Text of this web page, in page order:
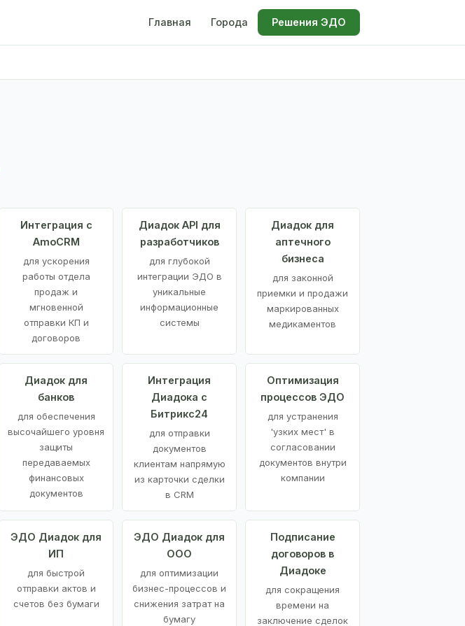
Главная Города Решения ЭДО
Интеграция с
AmoCRM
для ускорения
работы отдела
продаж и
мгновенной
отправки КП и
договоров
Диадок API для
разработчиков
для глубокой
интеграции ЭДО в
уникальные
информационные
системы
Диадок для
аптечного
бизнеса
для законной
приемки и продажи
маркированных
медикаментов
Диадок для
банков
для обеспечения
высочайшего уровня
защиты
передаваемых
финансовых
документов
Интеграция
Диадока с
Битрикс24
для отправки
документов
клиентам напрямую
из карточки сделки
в CRM
Оптимизация
процессов ЭДО
для устранения
'узких мест' в
согласовании
документов внутри
компании
ЭДО Диадок для
ИП
для быстрой
отправки актов и
счетов без бумаги
ЭДО Диадок для
ООО
для оптимизации
бизнес-процессов и
снижения затрат на
бумагу
Подписание
договоров в
Диадоке
для сокращения
времени на
заключение сделок